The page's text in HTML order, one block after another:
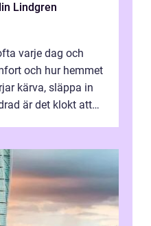
Lindgren
varje dag och
och hur hemmet
kärva, släppa in
är det klokt att